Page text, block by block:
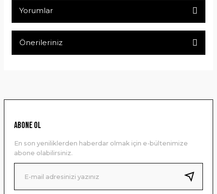
Yorumlar
Önerileriniz
Ürün resmi kalitesiz, bozuk veya görüntülenemiyor.
Ürün bilgilerinde hatalar bulunuyor.
Ürün fiyatı diğer sitelerden daha pahalı.
Bu ürüne benzer farklı alternatifler olmalı.
ABONE OL
En son yeniliklerden haberdar olmak için e-bültenimize
abone olabilirsiniz.